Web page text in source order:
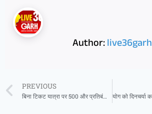
Author:live36garh
PREVIOUS
बिना टिकट यात्रा पर 500 और प्रतिबंधित सामान ले जाने पर 10 हजार जुर्माना